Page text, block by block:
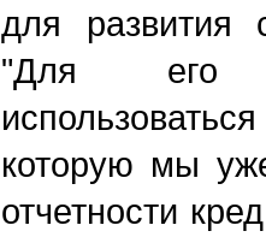
для развития
"Для его
которую мы
отчетности